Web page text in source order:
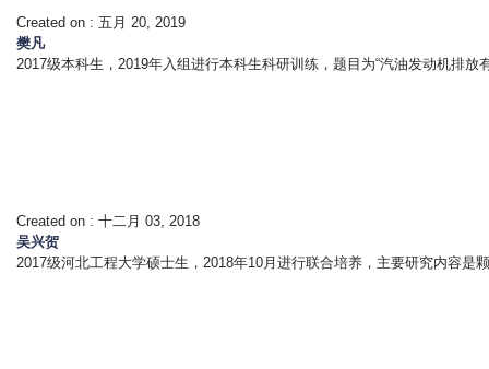
Created on : 五月 20, 2019
樊凡
2017级本科生，2019年入组进行本科生科研训练，题目为“汽油发动机排放
Created on : 十二月 03, 2018
吴兴贺
2017级河北工程大学硕士生，2018年10月进行联合培养，主要研究内容是